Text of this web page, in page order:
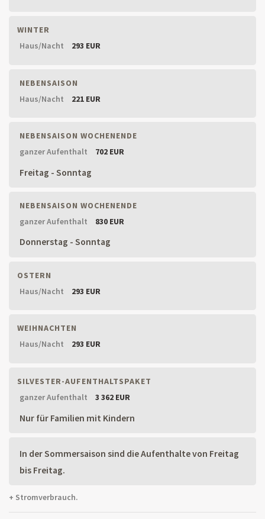
WINTER
Haus/Nacht
293 EUR
NEBENSAISON
Haus/Nacht
221 EUR
NEBENSAISON WOCHENENDE
ganzer Aufenthalt
702 EUR
Freitag - Sonntag
NEBENSAISON WOCHENENDE
ganzer Aufenthalt
830 EUR
Donnerstag - Sonntag
OSTERN
Haus/Nacht
293 EUR
WEIHNACHTEN
Haus/Nacht
293 EUR
SILVESTER-AUFENTHALTSPAKET
ganzer Aufenthalt
3 362 EUR
Nur für Familien mit Kindern
In der Sommersaison sind die Aufenthalte von Freitag
bis Freitag.
+ Stromverbrauch.